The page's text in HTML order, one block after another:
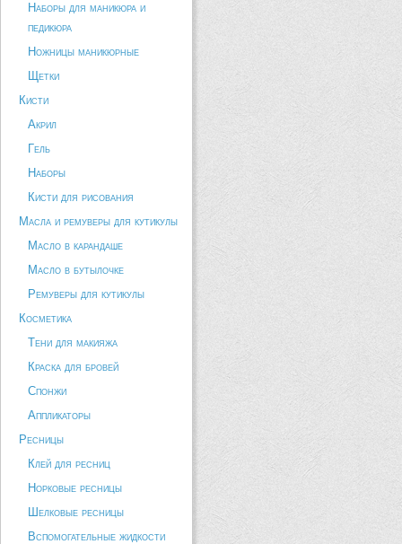
Наборы для маникюра и
педикюра
Ножницы маникюрные
Щетки
Кисти
Акрил
Гель
Наборы
Кисти для рисования
Масла и ремуверы для кутикулы
Масло в карандаше
Масло в бутылочке
Ремуверы для кутикулы
Косметика
Тени для макияжа
Краска для бровей
Спонжи
Аппликаторы
Ресницы
Клей для ресниц
Норковые ресницы
Шелковые ресницы
Вспомогательные жидкости